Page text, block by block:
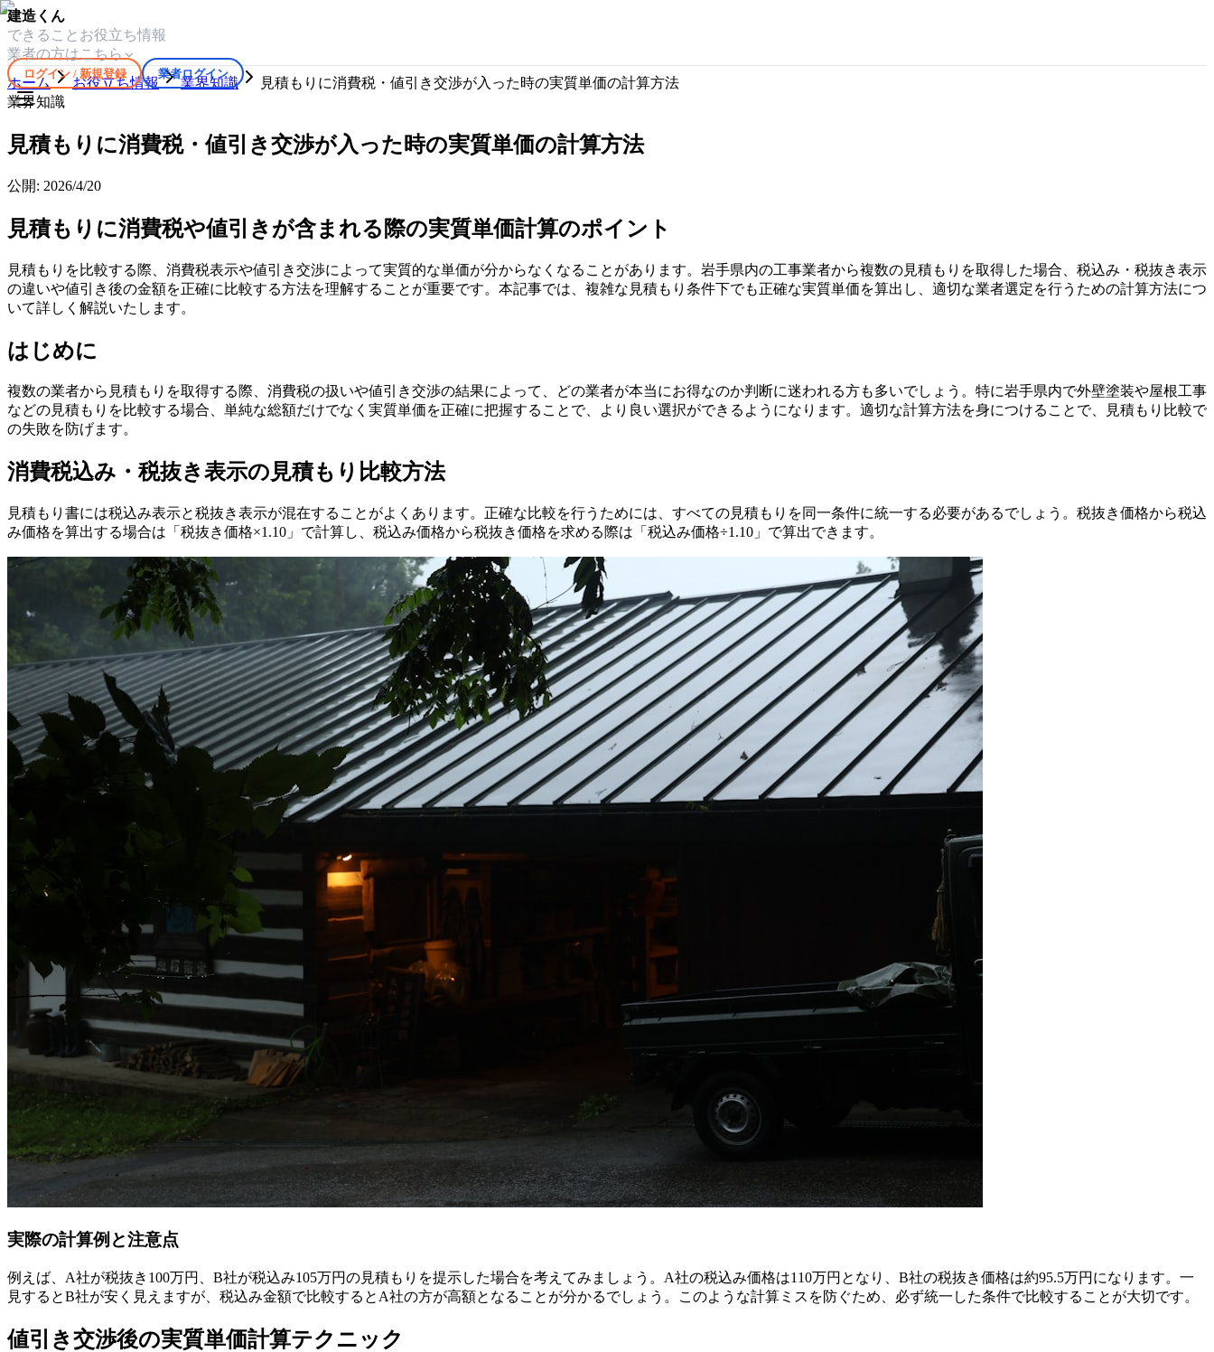
建造くん
できること お役立ち情報
業者の方はこちら
ログイン / 新規登録 業者ログイン
ホーム お役立ち情報 業界知識
見積もりに消費税・値引き交渉が入った時の実質単価の計算方法
業界知識
見積もりに消費税・値引き交渉が入った時の実質単価の計算方法
公開: 2026/4/20
見積もりに消費税や値引きが含まれる際の実質単価計算のポイント
見積もりを比較する際、消費税表示や値引き交渉によって実質的な単価が分からなくなることがあります。岩手県内の工事業者から複数の見積もりを取得した場合、税込み・税抜き表示
の違いや値引き後の金額を正確に比較する方法を理解することが重要です。本記事では、複雑な見積もり条件下でも正確な実質単価を算出し、適切な業者選定を行うための計算方法につ
いて詳しく解説いたします。
はじめに
複数の業者から見積もりを取得する際、消費税の扱いや値引き交渉の結果によって、どの業者が本当にお得なのか判断に迷われる方も多いでしょう。特に岩手県内で外壁塗装や屋根工事
などの見積もりを比較する場合、単純な総額だけでなく実質単価を正確に把握することで、より良い選択ができるようになります。適切な計算方法を身につけることで、見積もり比較で
の失敗を防げます。
消費税込み・税抜き表示の見積もり比較方法
見積もり書には税込み表示と税抜き表示が混在することがよくあります。正確な比較を行うためには、すべての見積もりを同一条件に統一する必要があるでしょう。税抜き価格から税込
み価格を算出する場合は「税抜き価格×1.10」で計算し、税込み価格から税抜き価格を求める際は「税込み価格÷1.10」で算出できます。
実際の計算例と注意点
例えば、A社が税抜き100万円、B社が税込み105万円の見積もりを提示した場合を考えてみましょう。A社の税込み価格は110万円となり、B社の税抜き価格は約95.5万円になります。一
見するとB社が安く見えますが、税込み金額で比較するとA社の方が高額となることが分かるでしょう。このような計算ミスを防ぐため、必ず統一した条件で比較することが大切です。
値引き交渉後の実質単価計算テクニック